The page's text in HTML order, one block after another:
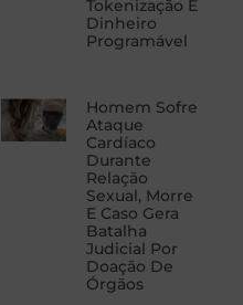
Tokenização E
Dinheiro
Programável
Homem Sofre
Ataque
Cardíaco
Durante
Relação
Sexual, Morre
E Caso Gera
Batalha
Judicial Por
Doação De
Órgãos